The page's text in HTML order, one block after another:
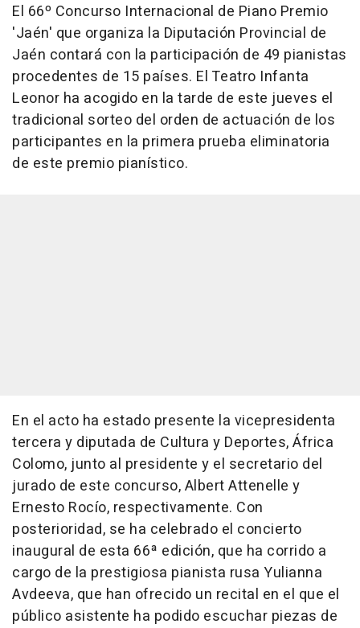
El 66º Concurso Internacional de Piano Premio
'Jaén' que organiza la Diputación Provincial de
Jaén contará con la participación de 49 pianistas
procedentes de 15 países. El Teatro Infanta
Leonor ha acogido en la tarde de este jueves el
tradicional sorteo del orden de actuación de los
participantes en la primera prueba eliminatoria
de este premio pianístico.
En el acto ha estado presente la vicepresidenta
tercera y diputada de Cultura y Deportes, África
Colomo, junto al presidente y el secretario del
jurado de este concurso, Albert Attenelle y
Ernesto Rocío, respectivamente. Con
posterioridad, se ha celebrado el concierto
inaugural de esta 66ª edición, que ha corrido a
cargo de la prestigiosa pianista rusa Yulianna
Avdeeva, que han ofrecido un recital en el que el
público asistente ha podido escuchar piezas de